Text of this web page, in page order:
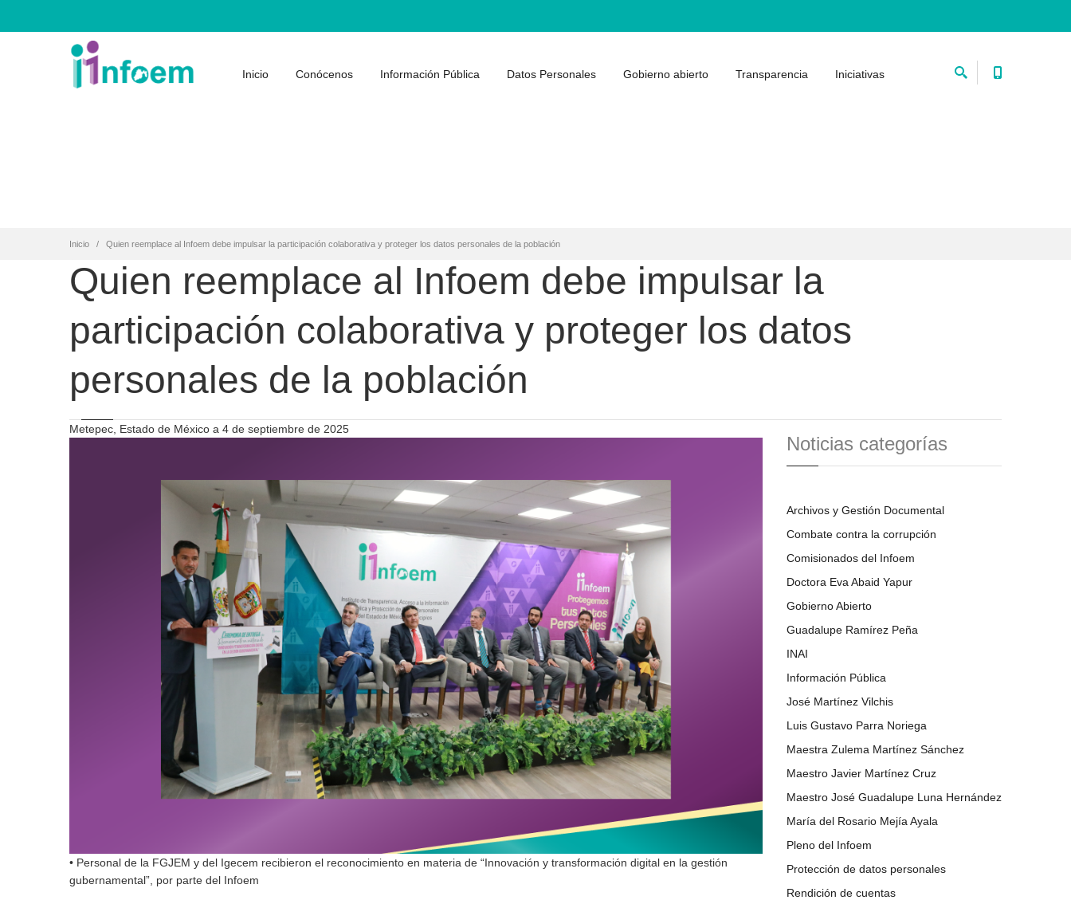
Inicio Conócenos Información Pública Datos Personales Gobierno abierto Transparencia Iniciativas
Inicio Quien reemplace al Infoem debe impulsar la participación colaborativa y proteger los datos personales de la población
Quien reemplace al Infoem debe impulsar la
participación colaborativa y proteger los datos
personales de la población
Metepec, Estado de México a 4 de septiembre de 2025
• Personal de la FGJEM y del Igecem recibieron el reconocimiento en materia de “Innovación y transformación digital en la gestión
gubernamental”, por parte del Infoem
Noticias categorías
Archivos y Gestión Documental
Combate contra la corrupción
Comisionados del Infoem
Doctora Eva Abaid Yapur
Gobierno Abierto
Guadalupe Ramírez Peña
INAI
Información Pública
José Martínez Vilchis
Luis Gustavo Parra Noriega
Maestra Zulema Martínez Sánchez
Maestro Javier Martínez Cruz
Maestro José Guadalupe Luna Hernández
María del Rosario Mejía Ayala
Pleno del Infoem
Protección de datos personales
Rendición de cuentas